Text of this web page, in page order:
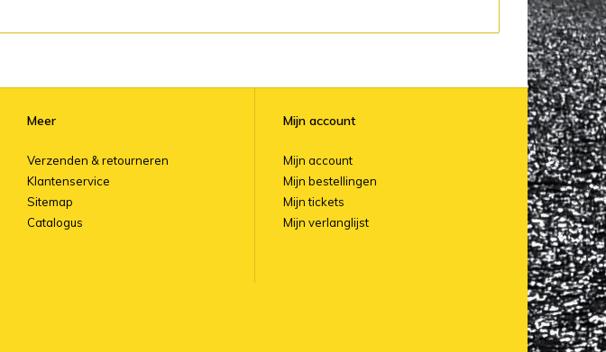
Meer
Verzenden & retourneren
Klantenservice
Sitemap
Catalogus
Mijn account
Mijn account
Mijn bestellingen
Mijn tickets
Mijn verlanglijst